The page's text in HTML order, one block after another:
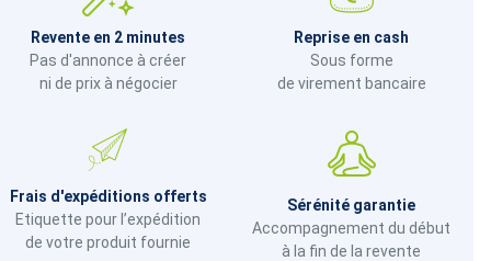
Revente en 2 minutes
Pas d'annonce à créer
ni de prix à négocier
Reprise en cash
Sous forme
de virement bancaire
Frais d'expéditions offerts
Etiquette pour l’expédition
de votre produit fournie
Sérénité garantie
Accompagnement du début
à la fin de la revente